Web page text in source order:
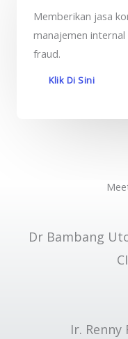
Memberikan jasa
manajemen
fraud.
Klik Di Sini
Dr Bambang
Ir. Renny